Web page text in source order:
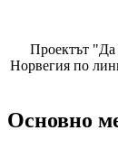
Проектът
Норвегия по
Основно